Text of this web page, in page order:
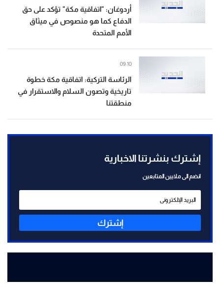
أردوغان: "اتفاقية مكة" تؤكد على حق
الدفاع كما هو منصوص في ميثاق
الأمم المتحدة
الرئاسة التركية: اتفاقية مكة خطوة
تاريخية وتصون السلام والاستقرار في
منطقتنا
09:10
إشترك بنشرتنا الاخبارية
انضم الى ملايين المتابعين
إشترك